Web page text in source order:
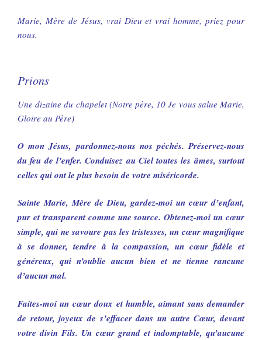
Marie, Mère de Jésus, vrai Dieu et vrai homme, priez pour
nous.
Prions
Une dizaine du chapelet (Notre père, 10 Je vous salue Marie,
Gloire au Père)
O mon Jésus, pardonnez-nous nos péchés. Préservez-nous
du feu de l’enfer. Conduisez au Ciel toutes les âmes, surtout
celles qui ont le plus besoin de votre miséricorde.
Sainte Marie, Mère de Dieu, gardez-moi un cœur d’enfant,
pur et transparent comme une source. Obtenez-moi un cœur
simple, qui ne savoure pas les tristesses, un cœur magnifique
à se donner, tendre à la compassion, un cœur fidèle et
généreux, qui n’oublie aucun bien et ne tienne rancune
d’aucun mal.
Faites-moi un cœur doux et humble, aimant sans demander
de retour, joyeux de s’effacer dans un autre Cœur, devant
votre divin Fils. Un cœur grand et indomptable, qu’aucune